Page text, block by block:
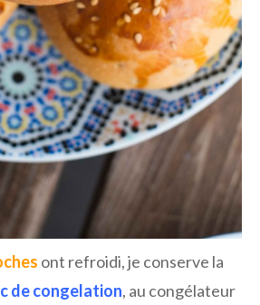
ont refroidi, je conserve la
de congelation, au congélateur